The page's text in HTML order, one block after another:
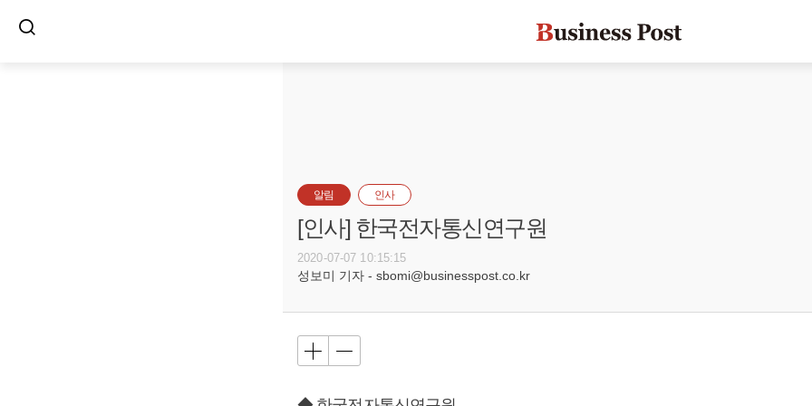
알림 인사
[인사] 한국전자통신연구원
2020-07-07 10:15:15
성보미 기자 - sbomi@businesspost.co.kr